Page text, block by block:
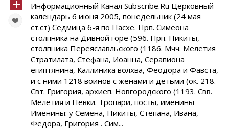
Информационный Канал Subscribe.Ru Церковный
календарь 6 июня 2005, понедельник (24 мая
ст.ст) Седмица 6-я по Пасхе. Прп. Симеона
столпника на Дивной горе (596. Прп. Никиты,
столпника Переяславльского (1186. Мчч. Мелетия
Стратилата, Стефана, Иоанна, Серапиона
египтянина, Каллиника волхва, Феодора и Фавста,
и с ними 1218 воинов с женами и детьми (ок. 218.
Свт. Григория, архиеп. Новгородского (1193. Свв.
Мелетия и Певки. Тропари, посты, именины
Именины: у Семeна, Никиты, Степана, Ивана,
Фeдора, Григория . Сим...